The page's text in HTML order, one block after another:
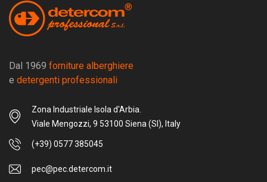
Dal 1969 forniture alberghiere
e detergenti professionali
Zona Industriale Isola d'Arbia.
Viale Mengozzi, 9 53100 Siena (SI), Italy
(+39) 0577 385045
pec@pec.detercom.it